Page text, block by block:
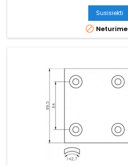
Susisiekti
 Neturime